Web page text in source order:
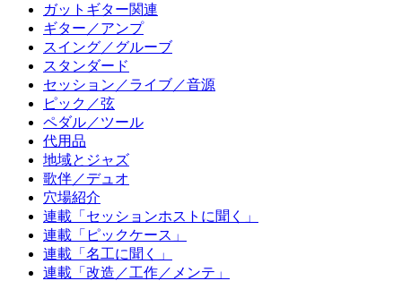
ガットギター関連
ギター／アンプ
スイング／グルーブ
スタンダード
セッション／ライブ／音源
ピック／弦
ペダル／ツール
代用品
地域とジャズ
歌伴／デュオ
穴場紹介
連載「セッションホストに聞く」
連載「ピックケース」
連載「名工に聞く」
連載「改造／工作／メンテ」